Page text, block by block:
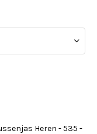
Heren - 535 -